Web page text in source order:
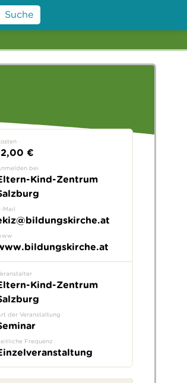
Suche
€
bei
Kind-Zentrum
Mail
Kind-Zentrum
der Veranstaltung
Frequenz